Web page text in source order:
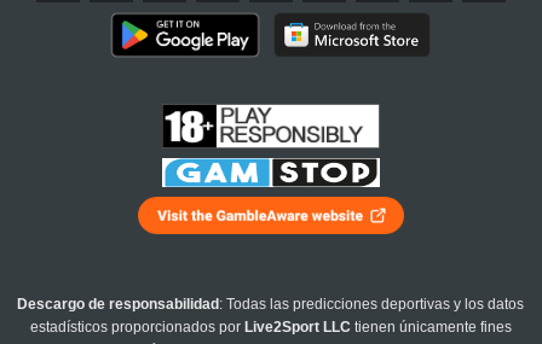
Descargo de responsabilidad : Todas las predicciones deportivas y los datos
estadísticos proporcionados por Live2Sport LLC tienen únicamente fines